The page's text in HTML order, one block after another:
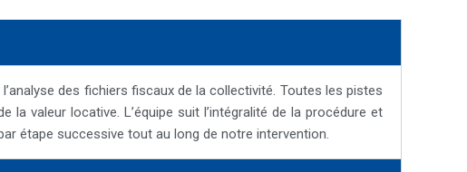
des fichiers fiscaux de la collectivité. Toutes les pistes
valeur locative. L’équipe suit l’intégralité de la procédure et
étape successive tout au long de notre intervention.